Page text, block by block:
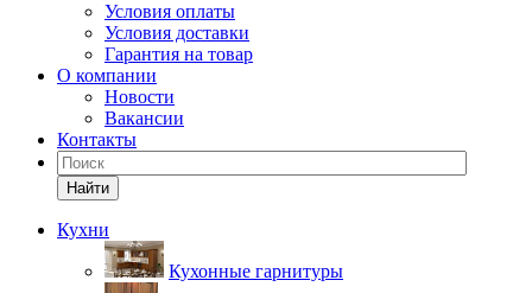
Условия оплаты
Условия доставки
Гарантия на товар
О компании
Новости
Вакансии
Контакты
Найти
Кухни
Кухонные гарнитуры